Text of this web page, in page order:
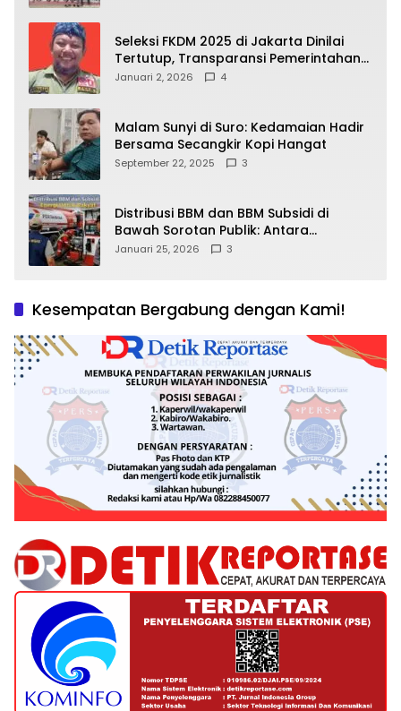
Seleksi FKDM 2025 di Jakarta Dinilai
Tertutup, Transparansi Pemerintahan
Pramono–Rano Dipertanyakan
Januari 2, 2026 4
Malam Sunyi di Suro: Kedamaian Hadir
Bersama Secangkir Kopi Hangat
September 22, 2025 3
Distribusi BBM dan BBM Subsidi di
Bawah Sorotan Publik: Antara
Kepentingan Negara, Hak Konsumen,
Januari 25, 2026 3
Kesempatan Bergabung dengan Kami!